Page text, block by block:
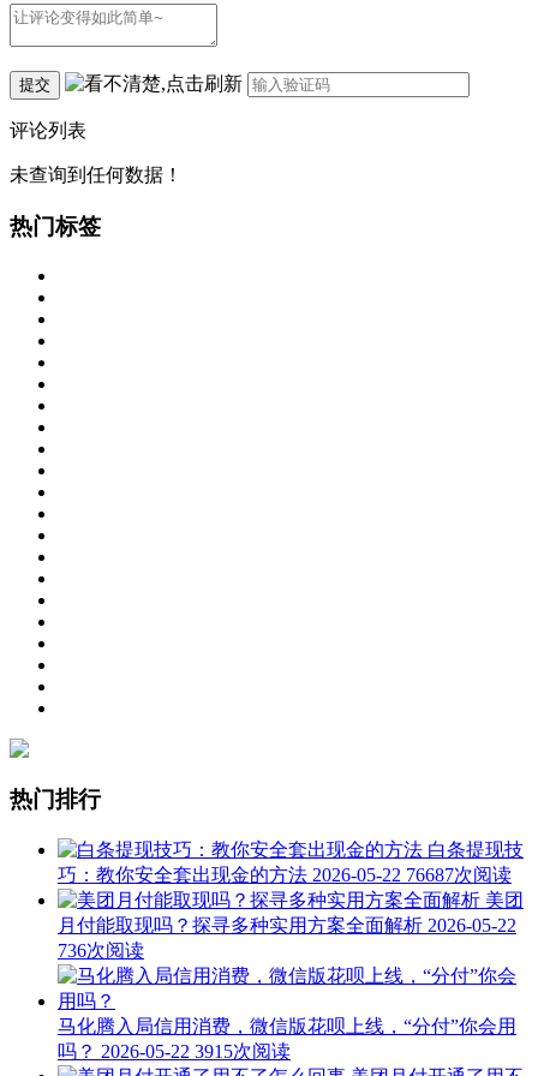
提交
评论列表
未查询到任何数据！
热门标签
热门排行
白条提现技
巧：教你安全套出现金的方法 2026-05-22 76687次阅读
美团
月付能取现吗？探寻多种实用方案全面解析 2026-05-22
736次阅读
马化腾入局信用消费，微信版花呗上线，“分付”你会用
吗？ 2026-05-22 3915次阅读